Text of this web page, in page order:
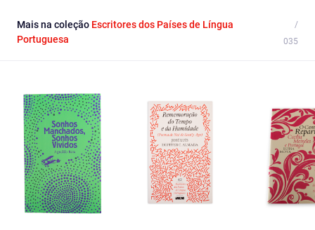
Mais na coleção Escritores dos Países de Língua
Portuguesa